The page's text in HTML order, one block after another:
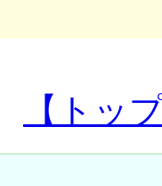
【トッ